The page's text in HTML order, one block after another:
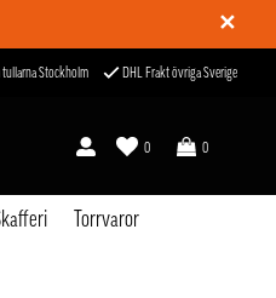
✕
tullarna Stockholm DHL Frakt övriga Sverige
0
0
Torrvaror